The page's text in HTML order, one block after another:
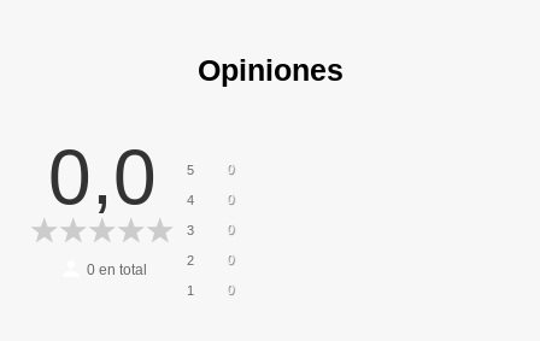
Opiniones
0,0
0en total
5 0
4 0
3 0
2 0
1 0